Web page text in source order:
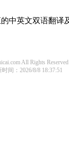
中英文双语翻译
All Rights Reserved
间：2026/8/8 18:37:51